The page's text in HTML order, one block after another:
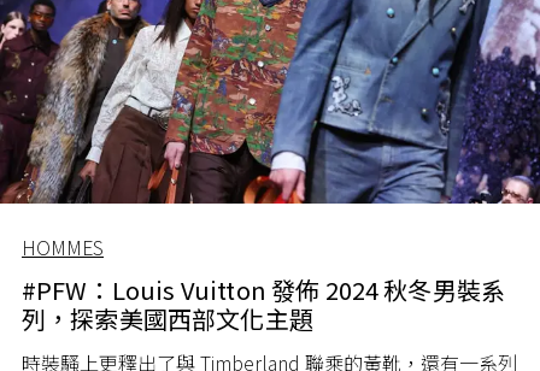
HOMMES
#PFW：Louis Vuitton 發佈 2024 秋冬男裝系
列，探索美國西部文化主題
時裝騷上更釋出了與 Timberland 聯乘的黃靴，還有一系列